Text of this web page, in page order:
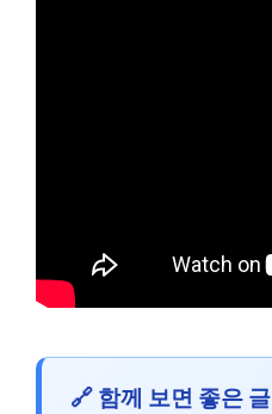
🔗 함께 보면 좋은 글